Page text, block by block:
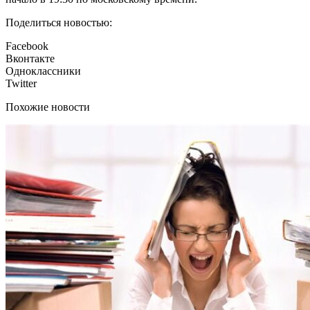
Поделиться новостью:
Facebook
Вконтакте
Одноклассники
Twitter
Похожие новости